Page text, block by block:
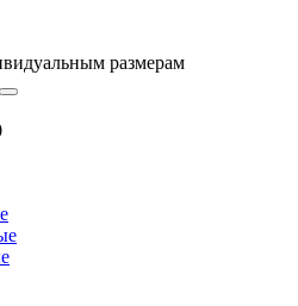
размерам